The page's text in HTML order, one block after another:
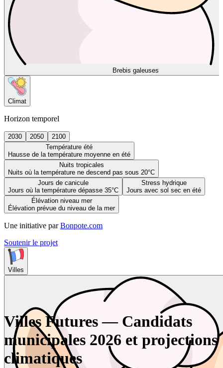
Brebis galeuses
Climat
Horizon temporel
2030 2050
2100
Température été
Hausse de la température moyenne en été
Nuits tropicales
Nuits où la température ne descend pas sous 20°C
Jours de canicule
Jours où la température dépasse 35°C
Stress hydrique
Jours avec sol sec en été
Élévation niveau mer
Élévation prévue du niveau de la mer
Une initiative par Bonpote.com
Soutenir le projet
Villes
Villes Futures — Candidats
municipales 2026 et projections
climatiques